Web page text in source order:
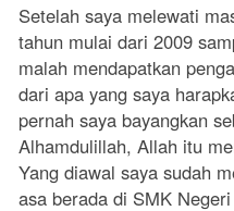
Setelah saya melewati
tahun mulai dari 2009
malah mendapatkan
dari apa yang saya
pernah saya bayangkan
Alhamdulillah, Allah itu
Yang diawal saya sudah
asa berada di SMK